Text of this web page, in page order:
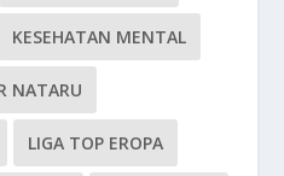
KESEHATAN MENTAL
NATARU
LIGA TOP EROPA